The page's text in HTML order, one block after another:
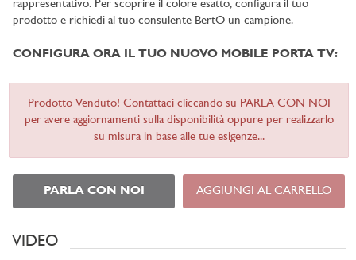
rappresentativo. Per scoprire il colore esatto, configura il tuo
prodotto e richiedi al tuo consulente BertO un campione.
CONFIGURA ORA IL TUO NUOVO MOBILE PORTA TV:
Prodotto Venduto! Contattaci cliccando su PARLA CON NOI
per avere aggiornamenti sulla disponibilità oppure per realizzarlo
su misura in base alle tue esigenze...
PARLA CON NOI AGGIUNGI AL CARRELLO
VIDEO